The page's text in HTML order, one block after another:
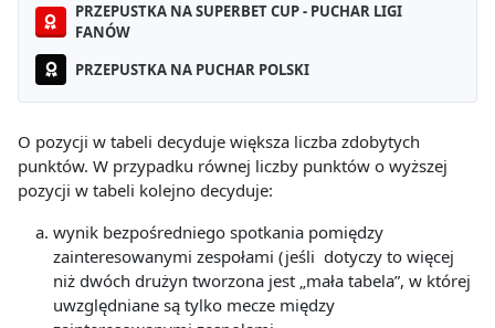
PRZEPUSTKA NA SUPERBET CUP - PUCHAR LIGI
FANÓW
PRZEPUSTKA NA PUCHAR POLSKI
O pozycji w tabeli decyduje większa liczba zdobytych
punktów. W przypadku równej liczby punktów o wyższej
pozycji w tabeli kolejno decyduje:
wynik bezpośredniego spotkania pomiędzy
zainteresowanymi zespołami (jeśli dotyczy to więcej
niż dwóch drużyn tworzona jest „mała tabela”, w której
uwzględniane są tylko mecze między